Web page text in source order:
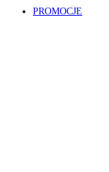
PROMOCJE